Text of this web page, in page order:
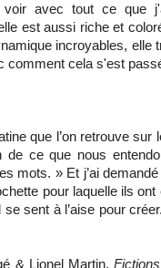
voir avec tout ce que
est aussi riche et
incroyables, elle
comment cela s'est
que l’on retrouve
de ce que nous
mots. » Et j’ai
pour laquelle ils
sent à l’aise pour
& Lionel Martin,Fictions